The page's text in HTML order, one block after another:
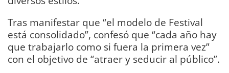
Tras manifestar que “el modelo de Festival
está consolidado”, confesó que “cada año hay
que trabajarlo como si fuera la primera vez”
con el objetivo de “atraer y seducir al público”.